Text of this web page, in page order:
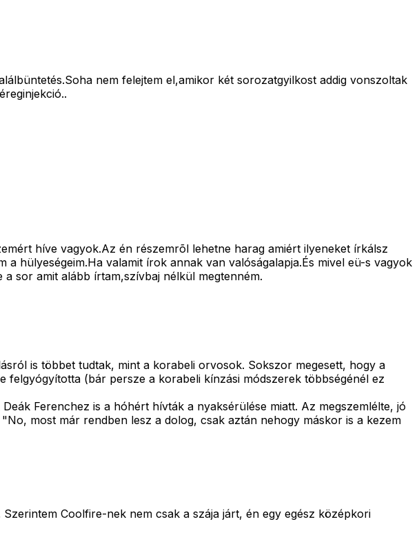
nem felejtem el,amikor két sorozatgyilkost addig vonszoltak
híve vagyok.Az én részemrõl lehetne harag amiért ilyeneket írkálsz
hülyeségeim.Ha valamit írok annak van valóságalapja.És mivel eü-s vagyok
sor amit alább írtam,szívbaj nélkül megtenném.
is többet tudtak, mint a korabeli orvosok. Sokszor megesett, hogy a
(bár persze a korabeli kínzási módszerek többségénél ez
Ferenchez is a hóhért hívták a nyaksérülése miatt. Az megszemlélte, jó
most már rendben lesz a dolog, csak aztán nehogy máskor is a kezem
Coolfire-nek nem csak a szája járt, én egy egész középkori